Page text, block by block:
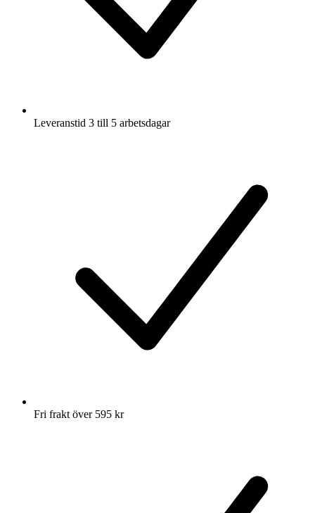
Leveranstid 3 till 5 arbetsdagar
Fri frakt över 595 kr